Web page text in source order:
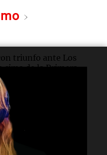
triunfo ante Los
cima de la Primera
del Masters 1000
Learner Tien